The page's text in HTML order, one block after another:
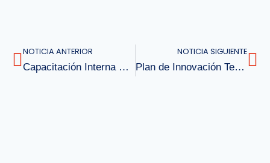
NOTICIA ANTERIOR
Capacitación Interna Primeros Auxilios Psicológicos e Intervención en Crisis
NOTICIA SIGUIENTE
Plan de Innovación Tecnológica